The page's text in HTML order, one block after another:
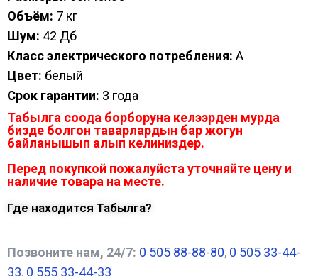
Объём: 7 кг
Шум: 42 Дб
Класс электрического потребления: A
Цвет: белый
Срок гарантии: 3 года
Табылга соода борборуна келээрден мурда
бизде болгон таварлардын бар жогун
байланышып алып келиниздер.
Перед покупкой пожалуйста уточняйте цену и
наличие товара на месте.
Где находится Табылга?
Позвоните нам, 24/7: 0 505 88-88-80, 0 505 33-44-
33, 0 555 33-44-33